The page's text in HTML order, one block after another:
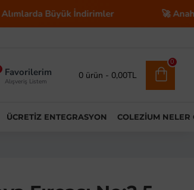
Büyük İndirimler 🚀 Anahtar
Favorilerim
Alışveriş Listem
0 ürün - 0,00TL
0
ÜCRETIZ ENTEGRASYON COLEZIUM NELER